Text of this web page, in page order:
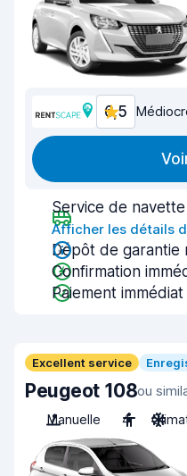
6,5
Service de
Afficher les détails
Dépôt de garantie
Confirmation
Paiement immédiat
Excellent service
Peugeot 108ou
Manuelle
4